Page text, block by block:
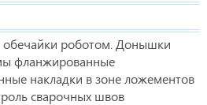
обечайки роботом. Донышки
фланжированные
накладки в зоне ложементов
сварочных швов